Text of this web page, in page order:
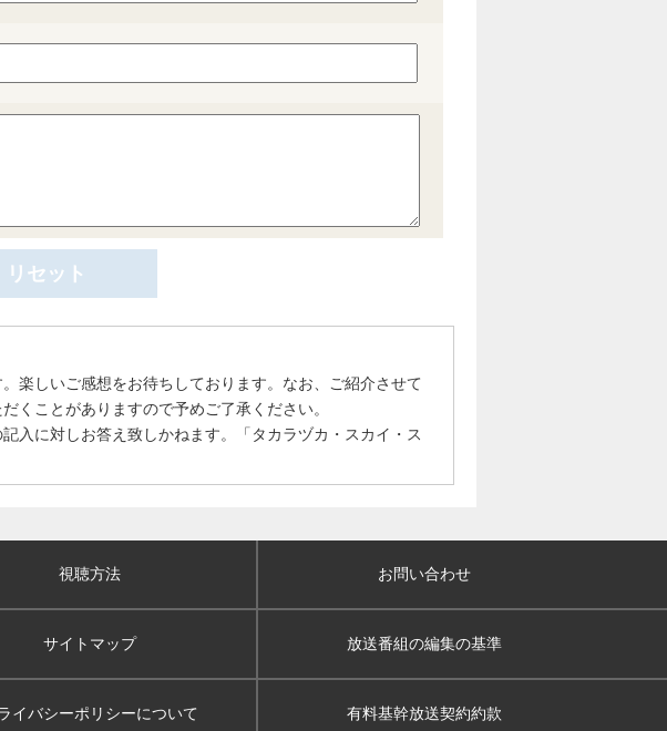
楽しいご感想をお待ちしております。なお、ご紹介させて
くことがありますので予めご了承ください。
入に対しお答え致しかねます。「タカラヅカ・スカイ・ス
視聴方法 お問い合わせ
サイトマップ 放送番組の編集の基準
イバシーポリシーについて 有料基幹放送契約約款